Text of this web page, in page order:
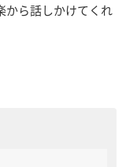
から話しかけてくれ